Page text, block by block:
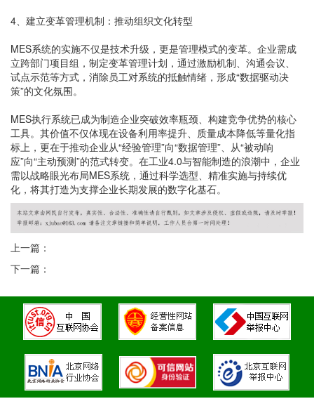
4、建立变革管理机制：推动组织文化转型
MES系统的实施不仅是技术升级，更是管理模式的变革。企业需成
立跨部门项目组，制定变革管理计划，通过激励机制、沟通会议、
试点示范等方式，消除员工对系统的抵触情绪，形成“数据驱动决
策”的文化氛围。
MES执行系统已成为制造企业突破效率瓶颈、构建竞争优势的核心
工具。其价值不仅体现在设备利用率提升、质量成本降低等量化指
标上，更在于推动企业从“经验管理”向“数据管理”、从“被动响
应”向“主动预测”的范式转变。在工业4.0与智能制造的浪潮中，企业
需以战略眼光布局MES系统，通过科学选型、精准实施与持续优
化，将其打造为支撑企业长期发展的数字化基石。
上一篇：
下一篇：